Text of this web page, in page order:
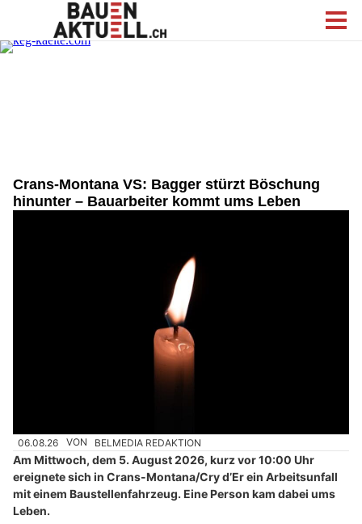
Crans-Montana VS: Bagger stürzt Böschung
hinunter – Bauarbeiter kommt ums Leben
06.08.26 VON BELMEDIA REDAKTION
Am Mittwoch, dem 5. August 2026, kurz vor 10:00 Uhr
ereignete sich in Crans-Montana/Cry d’Er ein Arbeitsunfall
mit einem Baustellenfahrzeug. Eine Person kam dabei ums
Leben.